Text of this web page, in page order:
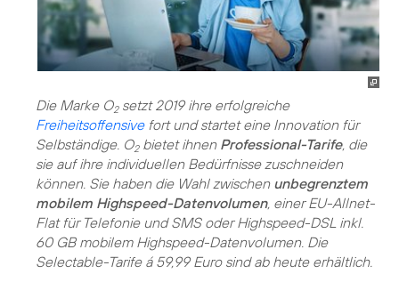
Die Marke O2setzt 2019 ihre erfolgreiche
Freiheitsoffensivefort und startet eine Innovation für
Selbständige. O2bietet ihnen Professional-Tarife, die
sie auf ihre individuellen Bedürfnisse zuschneiden
können. Sie haben die Wahl zwischen unbegrenztem
mobilem Highspeed-Datenvolumen, einer EU-Allnet-
Flat für Telefonie und SMS oder Highspeed-DSL inkl.
60 GB mobilem Highspeed-Datenvolumen. Die
Selectable-Tarife á 59,99 Euro sind ab heute erhältlich.